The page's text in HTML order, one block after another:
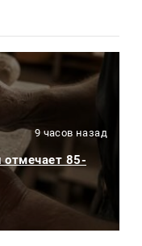
9 часов назад
85-